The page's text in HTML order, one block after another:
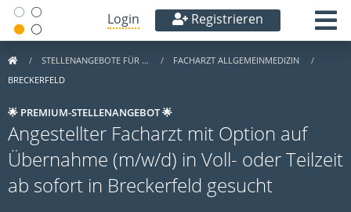
Login Registrieren
STELLENANGEBOTE FÜR …
FACHARZT ALLGEMEINMEDIZIN
BRECKERFELD
🌟 PREMIUM-STELLENANGEBOT 🌟
Angestellter Facharzt mit Option auf
Übernahme (m/w/d) in Voll- oder Teilzeit
ab sofort in Breckerfeld gesucht